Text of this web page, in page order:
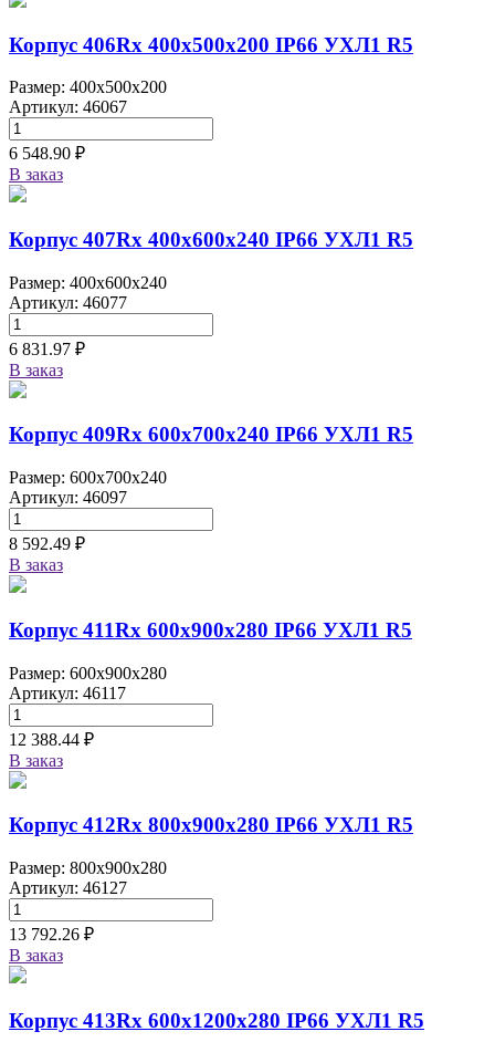
Корпус 406Rx 400х500х200 IP66 УХЛ1 R5
Размер: 400x500x200
Артикул: 46067
6 548.90 ₽
В заказ
Корпус 407Rx 400х600х240 IP66 УХЛ1 R5
Размер: 400x600x240
Артикул: 46077
6 831.97 ₽
В заказ
Корпус 409Rx 600х700х240 IP66 УХЛ1 R5
Размер: 600x700x240
Артикул: 46097
8 592.49 ₽
В заказ
Корпус 411Rx 600х900х280 IP66 УХЛ1 R5
Размер: 600x900x280
Артикул: 46117
12 388.44 ₽
В заказ
Корпус 412Rx 800х900х280 IP66 УХЛ1 R5
Размер: 800x900x280
Артикул: 46127
13 792.26 ₽
В заказ
Корпус 413Rx 600х1200х280 IP66 УХЛ1 R5